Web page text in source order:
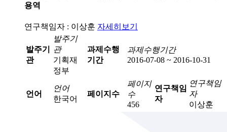
용역
연구책임자 : 이상훈 자세히보기
발주기
관
발주기
관
기획재
정부
과제수행
기간
과제수행기간
2016-07-08 ~ 2016-10-31
언어
언어
한국어
페이지수
페이지
수
456
연구책임
자
연구책임
자
이상훈